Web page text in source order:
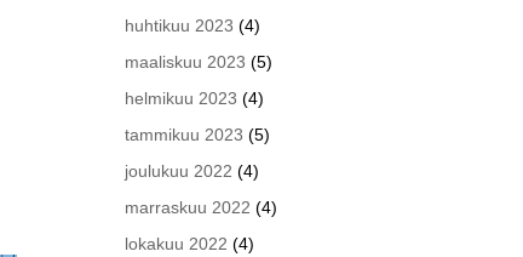
huhtikuu 2023 (4)
maaliskuu 2023 (5)
helmikuu 2023 (4)
tammikuu 2023 (5)
joulukuu 2022 (4)
marraskuu 2022 (4)
lokakuu 2022 (4)